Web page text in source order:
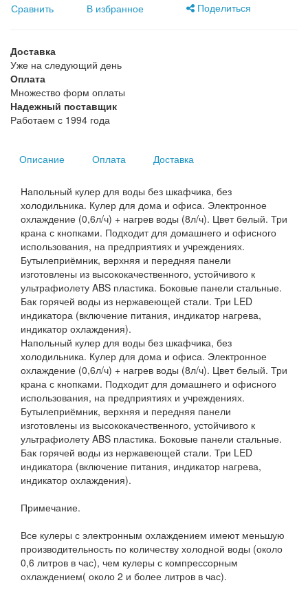
Сравнить В избранное Поделиться
Доставка
Уже на следующий день
Оплата
Множество форм оплаты
Надежный поставщик
Работаем с 1994 года
Описание Оплата Доставка
Напольный кулер для воды без шкафчика, без
холодильника. Кулер для дома и офиса. Электронное
охлаждение (0,6л/ч) + нагрев воды (8л/ч). Цвет белый. Три
крана с кнопками. Подходит для домашнего и офисного
использования, на предприятиях и учреждениях.
Бутылеприёмник, верхняя и передняя панели
изготовлены из высококачественного, устойчивого к
ультрафиолету ABS пластика. Боковые панели стальные.
Бак горячей воды из нержавеющей стали. Три LED
индикатора (включение питания, индикатор нагрева,
индикатор охлаждения).
Напольный кулер для воды без шкафчика, без
холодильника. Кулер для дома и офиса. Электронное
охлаждение (0,6л/ч) + нагрев воды (8л/ч). Цвет белый. Три
крана с кнопками. Подходит для домашнего и офисного
использования, на предприятиях и учреждениях.
Бутылеприёмник, верхняя и передняя панели
изготовлены из высококачественного, устойчивого к
ультрафиолету ABS пластика. Боковые панели стальные.
Бак горячей воды из нержавеющей стали. Три LED
индикатора (включение питания, индикатор нагрева,
индикатор охлаждения).
Примечание.
Все кулеры с электронным охлаждением имеют меньшую
производительность по количеству холодной воды (около
0,6 литров в час), чем кулеры с компрессорным
охлаждением( около 2 и более литров в час).